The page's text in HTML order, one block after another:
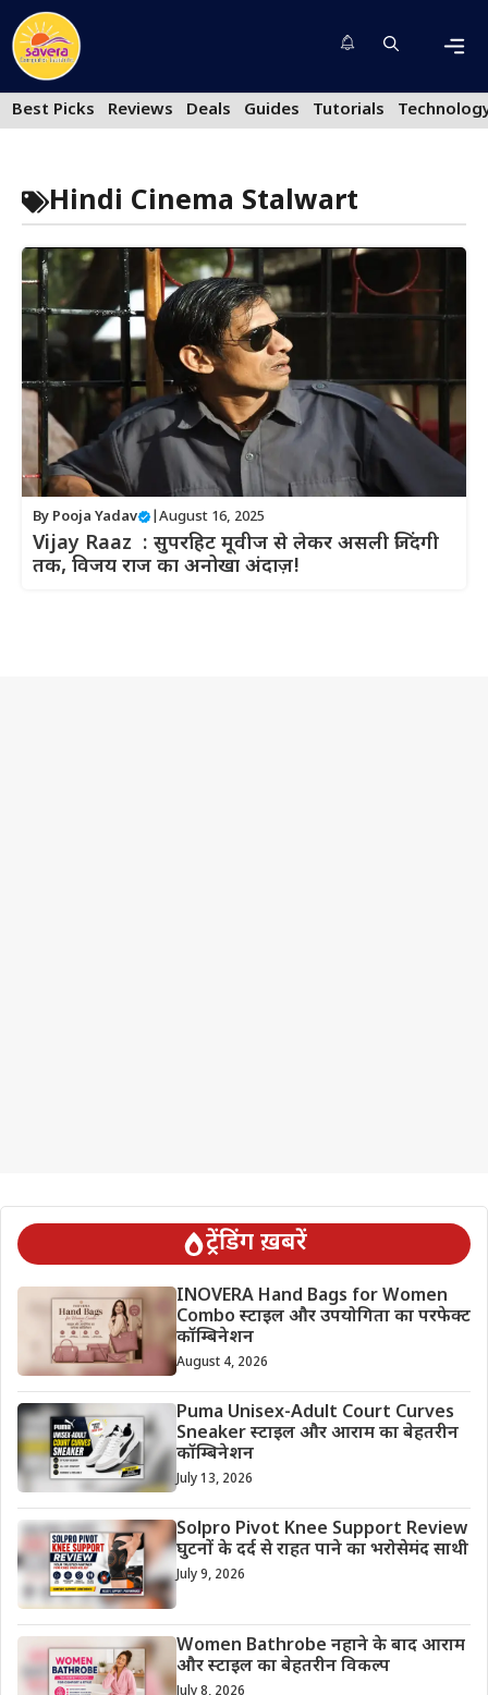
Skip
to
content
Best Picks
Reviews Deals Guides Tutorials
Hindi Cinema Stalwart
By Pooja Yadav August 16, 2025
Vijay Raaz : सुपरहिट मूवीज से लेकर असली जिंदगी
तक, विजय राज का अनोखा अंदाज़!
ट्रेंडिंग ख़बरें
INOVERA Hand Bags for Women
Combo स्टाइल और उपयोगिता का परफेक्ट
कॉम्बिनेशन
August 4, 2026
Puma Unisex-Adult Court Curves
Sneaker स्टाइल और आराम का बेहतरीन
कॉम्बिनेशन
July 13, 2026
Solpro Pivot Knee Support Review
घुटनों के दर्द से राहत पाने का भरोसेमंद साथी
July 9, 2026
Women Bathrobe नहाने के बाद आराम
और स्टाइल का बेहतरीन विकल्प